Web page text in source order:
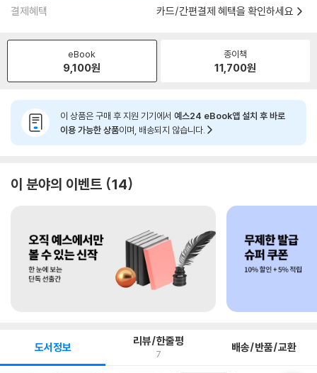
결제혜택 카드/간편결제 혜택을 확인하세요
eBook
9,100원
종이책
11,700원
이 상품은 구매 후 지원 기기에서 예스24 eBook앱 설치 후 바로
이용 가능한 상품이며, 배송되지 않습니다.
이 분야의 이벤트 14
도서정보 리뷰/한줄평
7 배송/반품/교환